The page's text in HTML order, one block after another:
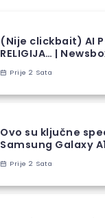
(Nije clickbait) AI
RELIGIJA… |
Prije 2 Sata
Ovo su ključne
Samsung Galaxy
Prije 2 Sata